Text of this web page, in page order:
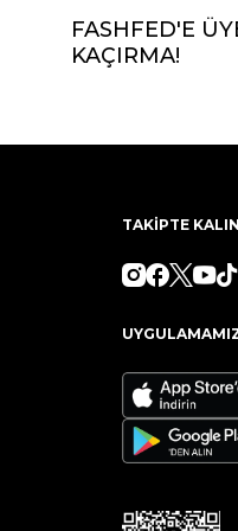
FASHFED'E
KAÇIRMA!
TAKİPTE KALIN